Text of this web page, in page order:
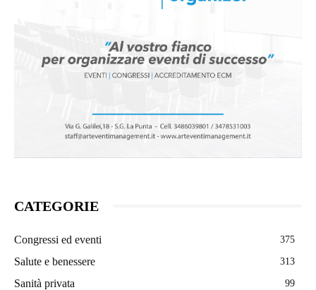
CATEGORIE
Congressi ed eventi 375
Salute e benessere 313
Sanità privata 99